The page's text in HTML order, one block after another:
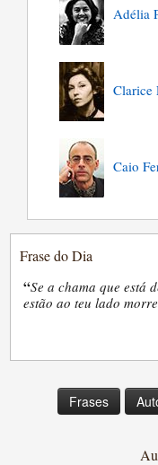
Adélia
Clarice
Caio
Frase do Dia
“Se a chama que está
estão ao teu lado
Frases